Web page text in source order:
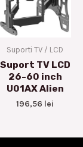
Suporti TV / LCD
Suport TV LCD
26-60 inch
U01AX Alien
196,56 lei